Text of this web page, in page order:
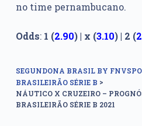
no time pernambucano.
Odds: 1 (2.90) | x (3.10) | 2 (
SEGUNDONA BRASIL BY
BRASILEIRÃO SÉRIE B >
NÁUTICO X CRUZEIRO –
BRASILEIRÃO SÉRIE B 2021